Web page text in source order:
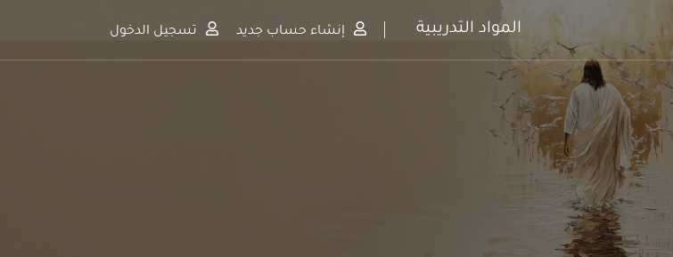
المواد التدريبية إنشاء حساب جديد تسجيل الدخول